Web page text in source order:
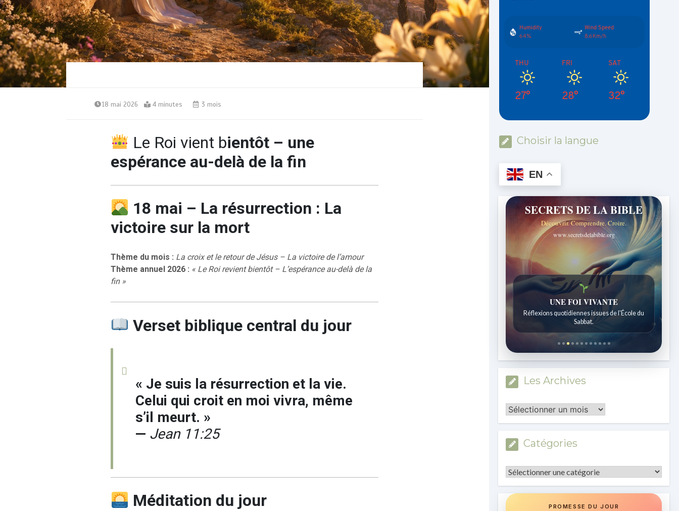
18 mai 2026 4 minutes 3 mois
Le Roi vient bientôt – une
espérance au-delà de la fin
18 mai – La résurrection : La
victoire sur la mort
Thème du mois : La croix et le retour de Jésus – La victoire de l’amour
Thème annuel 2026 : « Le Roi revient bientôt – L’espérance au-delà de la
fin »
Verset biblique central du jour
« Je suis la résurrection et la vie.
Celui qui croit en moi vivra, même
s’il meurt. »
— Jean 11:25
Méditation du jour
Humidity
64%
Wind Speed
8.6Km/h
THU
27°
FRI
28°
SAT
32°
Choisir la langue
EN
SECRETS DE LA BIBLE
Découvrir. Comprendre. Croire.
www.secretsdelabible.org
UNE FOI VIVANTE
Réflexions quotidiennes issues de l'École du
Sabbat.
Les Archives
Les
Archives
Catégories
Catégories
PROMESSE DU JOUR